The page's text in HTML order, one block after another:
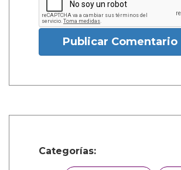
Publicar Comentario
Categorías: